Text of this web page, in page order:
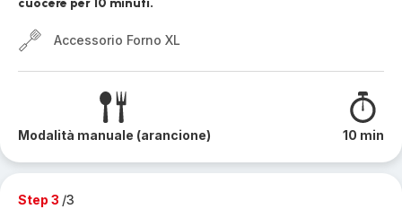
cuocere per 10 minuti.
Accessorio Forno XL
Modalità manuale (arancione) 10 min
Step 3 /3